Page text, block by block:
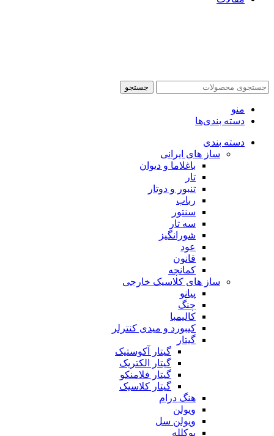
جستجو
منو
دسته بندی‌ها
دسته بندی
ساز های ایرانی
باغلاما و دیوان
تار
تنبور و دوتار
رباب
سنتور
سه تار
شورانگیز
عود
قانون
کمانچه
ساز های کلاسیک خارجی
پیانو
چنگ
کالیمبا
کیبورد و میدی کنترلر
گیتار
گیتار آکوستیک
گیتار الکتریک
گیتار فلامنکو
گیتار کلاسیک
هنگ درام
ویولن
ویولن سل
یوکلله